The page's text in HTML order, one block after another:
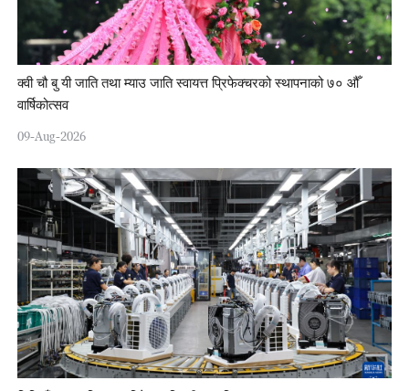
क्वी चौ बु यी जाति तथा म्याउ जाति स्वायत्त प्रिफेक्चरको स्थापनाको ७० औँ
वार्षिकोत्सव
09-Aug-2026